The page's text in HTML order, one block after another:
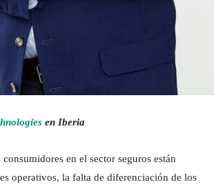
en Iberia
en el sector seguros están
operativos, la falta de diferenciación de los